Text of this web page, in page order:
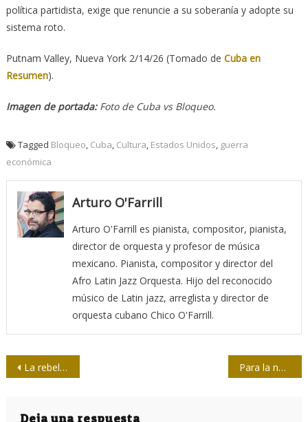
política partidista, exige que renuncie a su soberanía y adopte su
sistema roto.
Putnam Valley, Nueva York 2/14/26 (Tomado de Cuba en
Resumen).
Imagen de portada:Foto de Cuba vs Bloqueo.
Tagged Bloqueo Cuba Cultura Estados Unidos guerra
económica
Arturo O'Farrill
Arturo O'Farrill es pianista, compositor, pianista,
director de orquesta y profesor de música
mexicano. Pianista, compositor y director del
Afro Latin Jazz Orquesta. Hijo del reconocido
músico de Latin jazz, arreglista y director de
orquesta cubano Chico O'Farrill.
Navegación
La rebelión de las palabras Para la nave de Cuba
Deja una respuesta